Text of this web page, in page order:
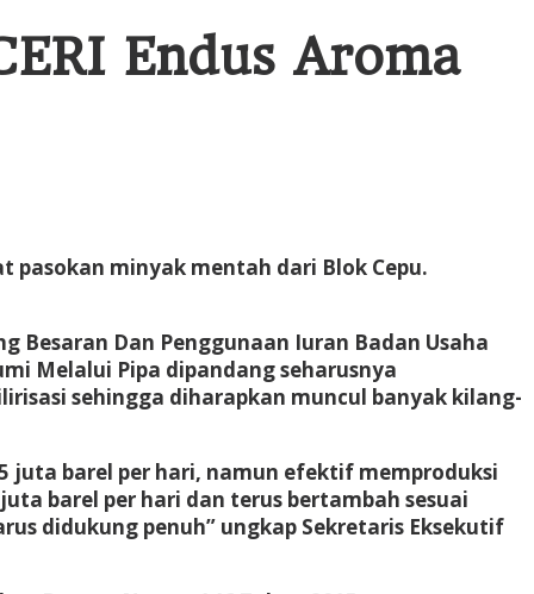
Endus Aroma
pasokan minyak mentah dari Blok Cepu.
Besaran Dan Penggunaan Iuran Badan Usaha
Melalui Pipa dipandang seharusnya
sehingga diharapkan muncul banyak kilang-
juta barel per hari, namun efektif memproduksi
barel per hari dan terus bertambah sesuai
didukung penuh” ungkap Sekretaris Eksekutif